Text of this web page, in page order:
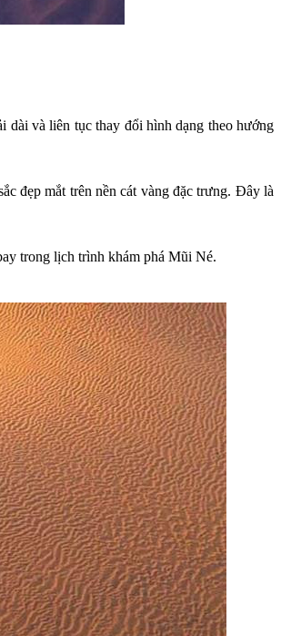
dài và liên tục thay đổi hình dạng theo hướng
đẹp mắt trên nền cát vàng đặc trưng. Đây là
trong lịch trình khám phá Mũi Né.